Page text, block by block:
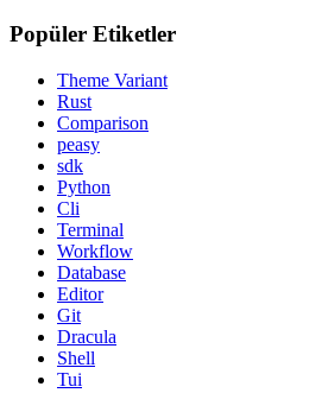
Popüler Etiketler
Theme Variant
Rust
Comparison
peasy
sdk
Python
Cli
Terminal
Workflow
Database
Editor
Git
Dracula
Shell
Tui